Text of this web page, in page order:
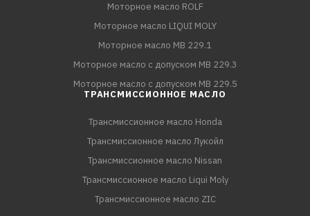
Моторное масло ROLF
Моторное масло LIQUI MOLY
Моторное масло MB 229.1
Моторное масло с допуском MB 229.3
Моторное масло с допуском MB 229.5
ТРАНСМИССИОННОЕ МАСЛО
Трансмиссионное масло Honda
Трансмиссионное масло Лукойл
Трансмиссионное масло Nissan
Трансмиссионное масло Liqui Moly
Трансмиссионное масло ZIC